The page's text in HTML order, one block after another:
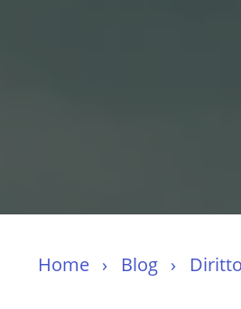
Home Blog